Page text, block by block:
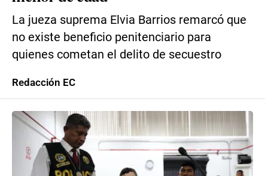
La jueza suprema Elvia Barrios remarcó que
no existe beneficio penitenciario para
quienes cometan el delito de secuestro
Redacción EC